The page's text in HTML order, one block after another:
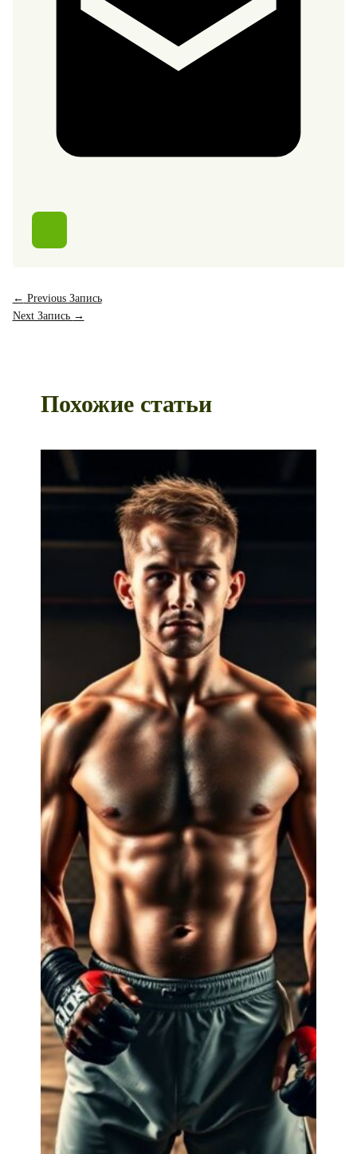
← Previous Запись
Next Запись →
Похожие статьи